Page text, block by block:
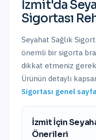
İzmit'da
Sigortası
Seyahat Sağlık
önemli bir sigorta
dikkat etmeniz
Ürünün detaylı
Sigortası genel
İzmitİçin
Önerileri